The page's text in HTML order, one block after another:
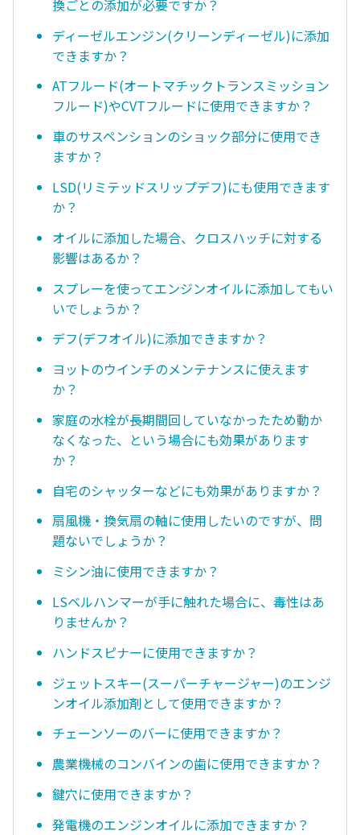
換ごとの添加が必要ですか？
ディーゼルエンジン(クリーンディーゼル)に添加
できますか？
ATフルード(オートマチックトランスミッション
フルード)やCVTフルードに使用できますか？
車のサスペンションのショック部分に使用でき
ますか？
LSD(リミテッドスリップデフ)にも使用できます
か？
オイルに添加した場合、クロスハッチに対する
影響はあるか？
スプレーを使ってエンジンオイルに添加してもい
いでしょうか？
デフ(デフオイル)に添加できますか？
ヨットのウインチのメンテナンスに使えます
か？
家庭の水栓が長期間回していなかったため動か
なくなった、という場合にも効果があります
か？
自宅のシャッターなどにも効果がありますか？
扇風機・換気扇の軸に使用したいのですが、問
題ないでしょうか？
ミシン油に使用できますか？
LSベルハンマーが手に触れた場合に、毒性はあ
りませんか？
ハンドスピナーに使用できますか？
ジェットスキー(スーパーチャージャー)のエンジ
ンオイル添加剤として使用できますか？
チェーンソーのバーに使用できますか？
農業機械のコンバインの歯に使用できますか？
鍵穴に使用できますか？
発電機のエンジンオイルに添加できますか？